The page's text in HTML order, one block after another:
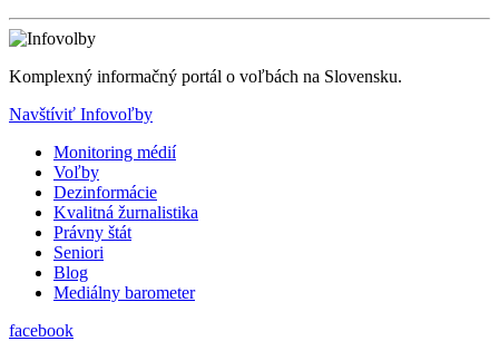
Komplexný informačný portál o voľbách na Slovensku.
Navštíviť Infovoľby
Monitoring médií
Voľby
Dezinformácie
Kvalitná žurnalistika
Právny štát
Seniori
Blog
Mediálny barometer
facebook